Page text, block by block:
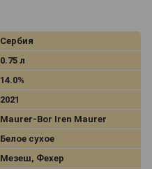
Сербия
0.75 л
14.0%
2021
Maurer-Bor Iren Maurer
Белое сухое
Мезеш, Фехер